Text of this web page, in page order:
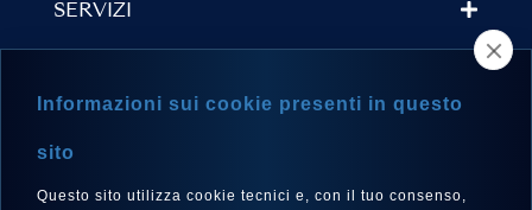
SERVIZI
Informazioni sui cookie presenti in questo
sito
Questo sito utilizza cookie tecnici e, con il tuo consenso,